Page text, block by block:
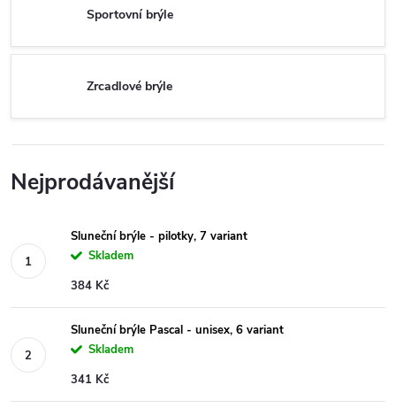
Sportovní brýle
Zrcadlové brýle
Nejprodávanější
Sluneční brýle - pilotky, 7 variant
Skladem
384 Kč
Sluneční brýle Pascal - unisex, 6 variant
Skladem
341 Kč